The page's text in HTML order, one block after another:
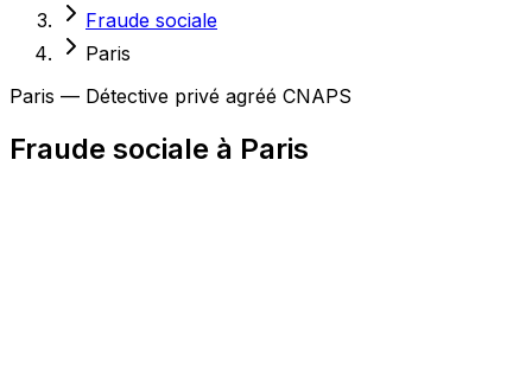
Fraude sociale
Paris
Paris — Détective privé agréé CNAPS
Fraude sociale à Paris